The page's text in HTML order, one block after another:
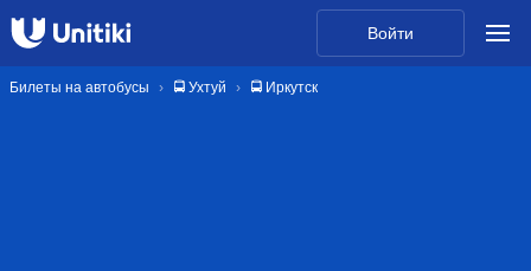
Войти
Билеты на автобусы 🚍 Ухтуй 🚍 Иркутск